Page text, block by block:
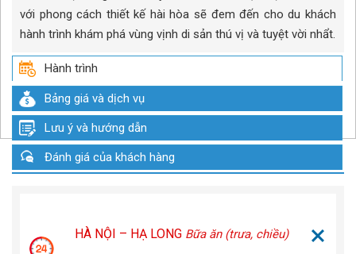
với phong cách thiết kế hài hòa sẽ đem đến cho du khách
hành trình khám phá vùng vịnh di sản thú vị và tuyệt vời nhẩt.
Hành trình
Bảng giá và dịch vụ
Lưu ý và hướng dẫn
Đánh giá của khách hàng
HÀ NỘI – HẠ LONG Bữa ăn (trưa, chiều)